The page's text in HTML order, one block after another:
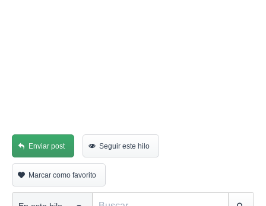
Enviar post Seguir este hilo
Marcar como favorito